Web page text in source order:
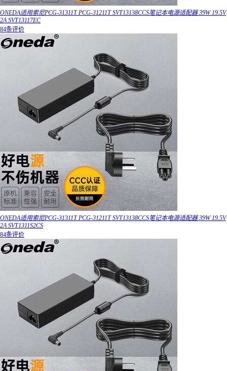
ONEDA适用索尼PCG-31311T PCG-31211T SVT13138CCS笔记本电源适配器 39W 19.5V
2A SVT13117EC
84条评价
ONEDA适用索尼PCG-31311T PCG-31211T SVT13138CCS笔记本电源适配器 39W 19.5V
2A SVT1311S2CS
84条评价